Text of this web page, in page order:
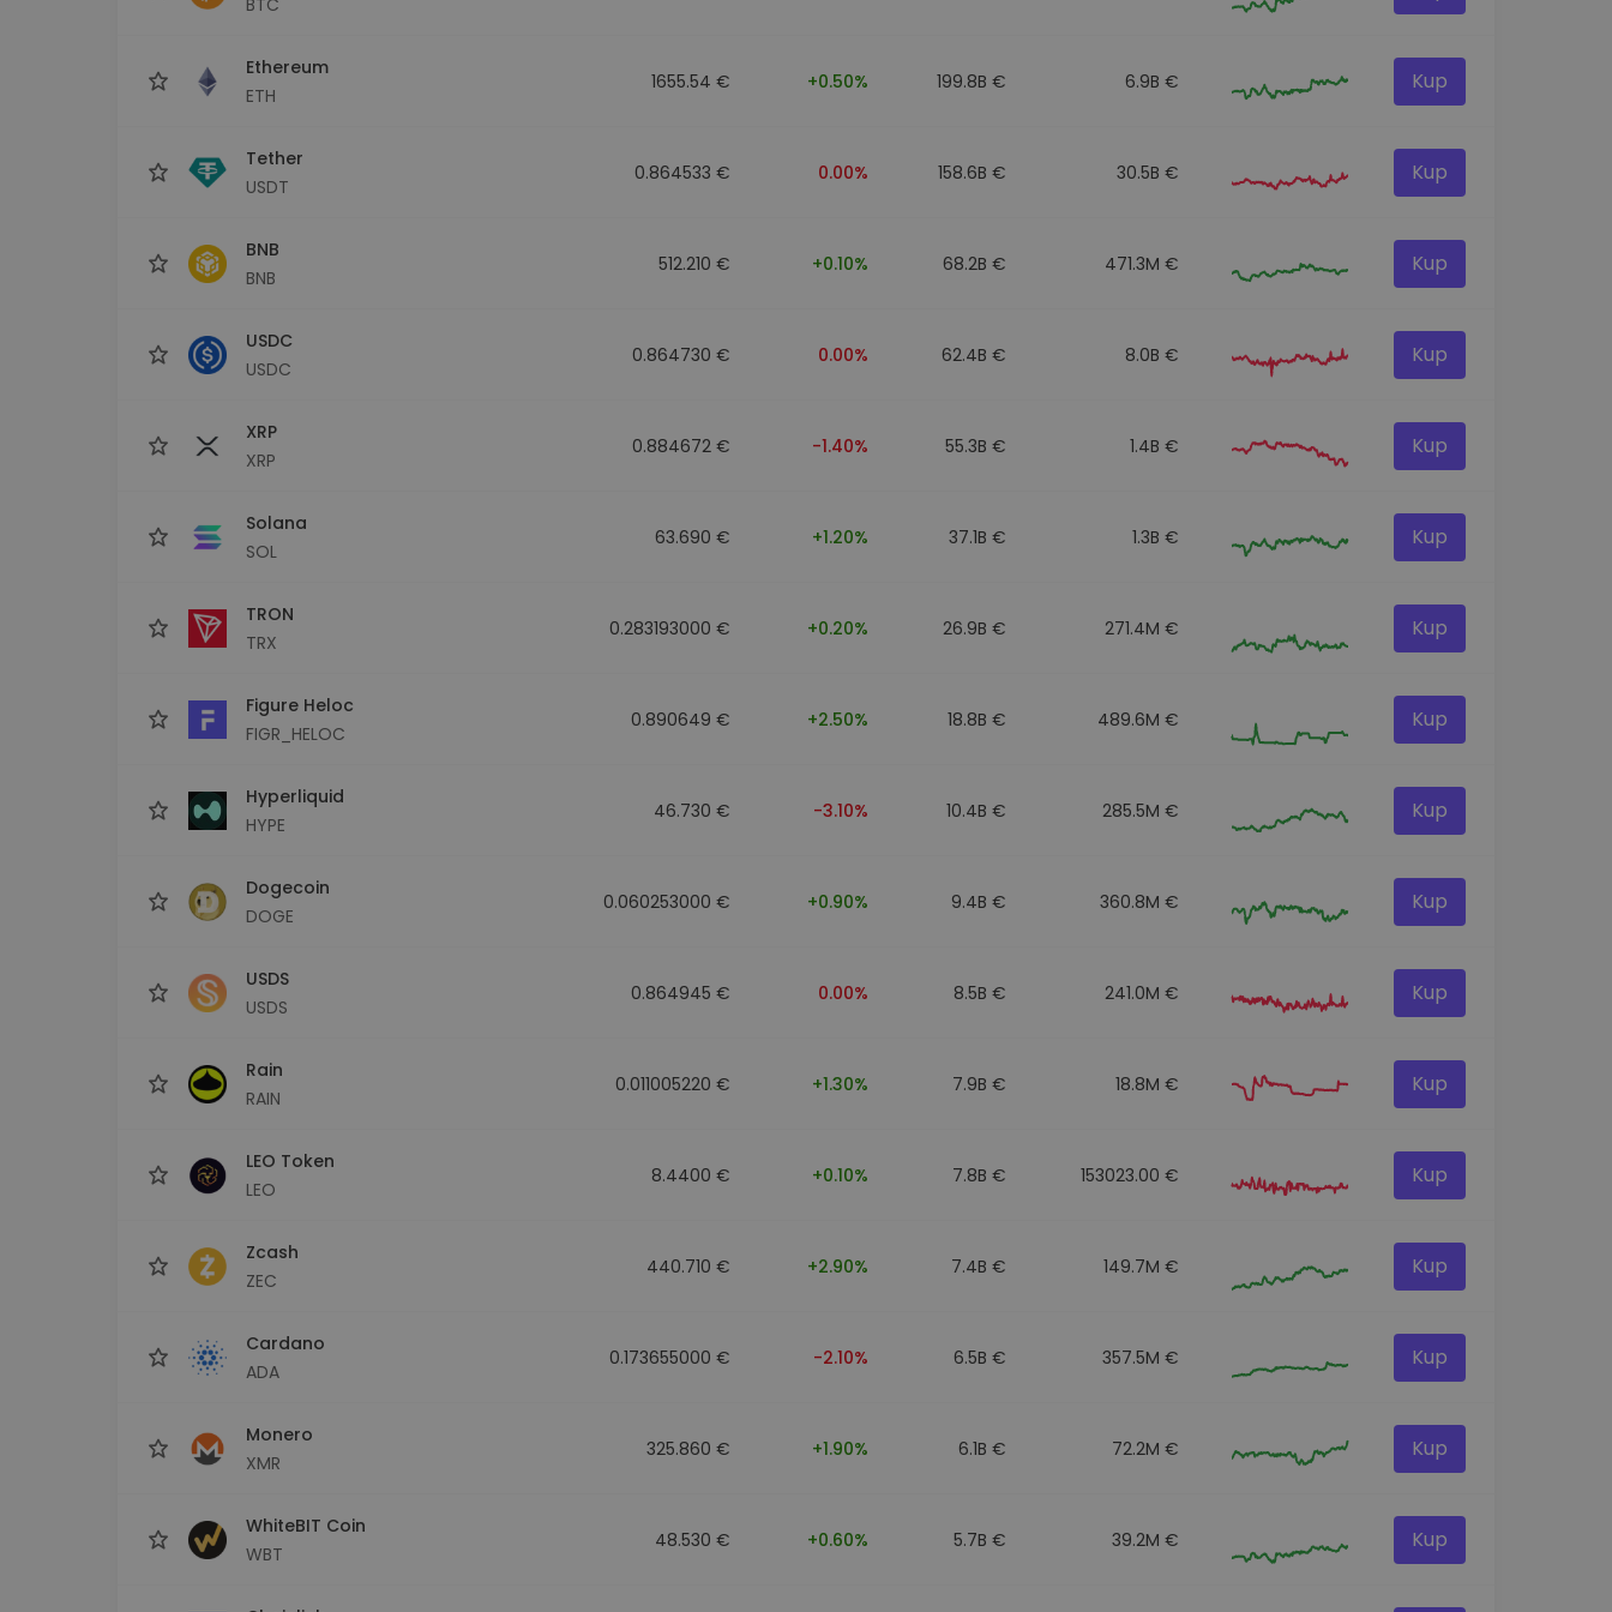
Ethereum
ETH
1655.54 € +0.50% 199.8B € 6.9B € Kup
Tether
USDT
0.864533 € 0.00% 158.6B € 30.5B € Kup
BNB
BNB
512.210 € +0.10% 68.2B € 471.3M € Kup
USDC
USDC
0.864730 € 0.00% 62.4B € 8.0B € Kup
XRP
XRP
0.884672 € -1.40% 55.3B € 1.4B € Kup
Solana
SOL
63.690 € +1.20% 37.1B € 1.3B € Kup
TRON
TRX
0.283193000 € +0.20% 26.9B € 271.4M € Kup
Figure Heloc
FIGR_HELOC
0.890649 € +2.50% 18.8B € 489.6M € Kup
Hyperliquid
HYPE
46.730 € -3.10% 10.4B € 285.5M € Kup
Dogecoin
DOGE
0.060253000 € +0.90% 9.4B € 360.8M € Kup
USDS
USDS
0.864945 € 0.00% 8.5B € 241.0M € Kup
Rain
RAIN
0.011005220 € +1.30% 7.9B € 18.8M € Kup
LEO Token
LEO
8.4400 € +0.10% 7.8B € 153023.00 € Kup
Zcash
ZEC
440.710 € +2.90% 7.4B € 149.7M € Kup
Cardano
ADA
0.173655000 € -2.10% 6.5B € 357.5M € Kup
Monero
XMR
325.860 € +1.90% 6.1B € 72.2M € Kup
WhiteBIT Coin
WBT
48.530 € +0.60% 5.7B € 39.2M € Kup